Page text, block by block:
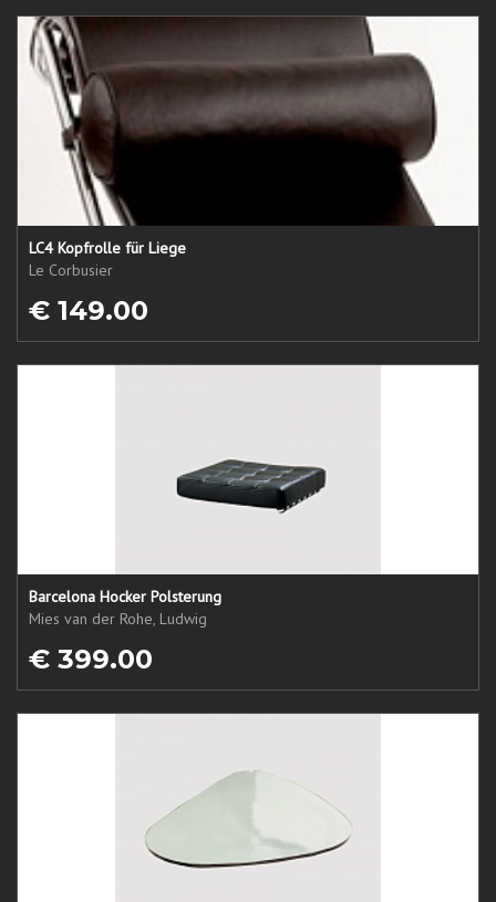
LC4 Kopfrolle für Liege
Le Corbusier
€ 149.00
Barcelona Hocker Polsterung
Mies van der Rohe, Ludwig
€ 399.00